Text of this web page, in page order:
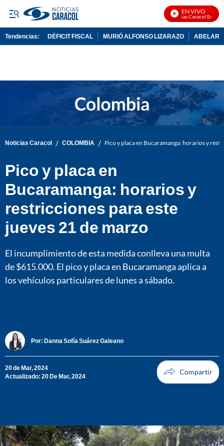
EN VIVO
Noticias Caracol En Vivo
Tendencias: DÉFICIT FISCAL MURIÓ ALFONSO LIZARAZO
Noticias Caracol / COLOMBIA / Pico y placa en Bucaramanga: horarios y
Pico y placa en
Bucaramanga: horarios y
restricciones para este
jueves 21 de marzo
El incumplimiento de esta medida conlleva una multa
de $615.000. El pico y placa en Bucaramanga aplica a
los vehículos particulares de lunes a sábado.
Por: Danna Sofía Suárez Galeano
20 de Mar, 2024
Actualizado: 20 De Mar, 2024